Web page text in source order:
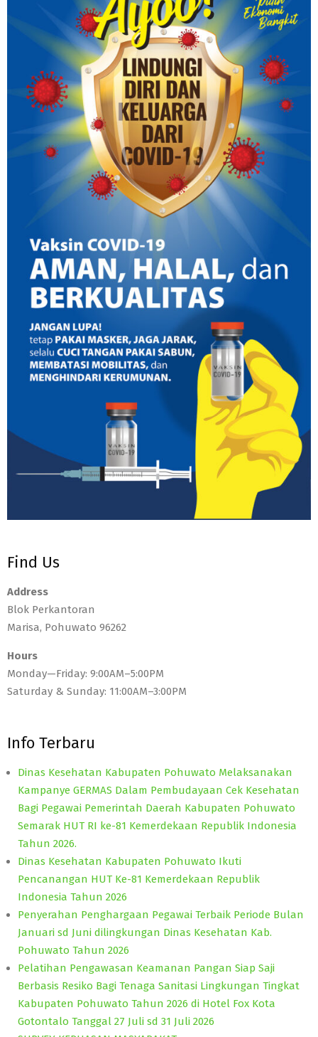
Find Us
Address
Blok Perkantoran
Marisa, Pohuwato 96262
Hours
Monday—Friday: 9:00AM–5:00PM
Saturday & Sunday: 11:00AM–3:00PM
Info Terbaru
Dinas Kesehatan Kabupaten Pohuwato Melaksanakan
Kampanye GERMAS Dalam Pembudayaan Cek Kesehatan
Bagi Pegawai Pemerintah Daerah Kabupaten Pohuwato
Semarak HUT RI ke-81 Kemerdekaan Republik Indonesia
Tahun 2026.
Dinas Kesehatan Kabupaten Pohuwato Ikuti
Pencanangan HUT Ke-81 Kemerdekaan Republik
Indonesia Tahun 2026
Penyerahan Penghargaan Pegawai Terbaik Periode Bulan
Januari sd Juni dilingkungan Dinas Kesehatan Kab.
Pohuwato Tahun 2026
Pelatihan Pengawasan Keamanan Pangan Siap Saji
Berbasis Resiko Bagi Tenaga Sanitasi Lingkungan Tingkat
Kabupaten Pohuwato Tahun 2026 di Hotel Fox Kota
Gotontalo Tanggal 27 Juli sd 31 Juli 2026